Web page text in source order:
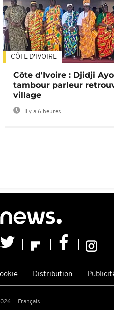
CÔTE D'IVOIRE
Côte d'Ivoire : Djidji
tambour parleur
village
Il y a 6 heures
Distribution